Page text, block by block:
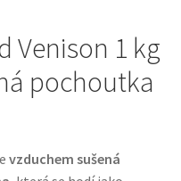
Venison 1 kg
pochoutka
vzduchem sušená